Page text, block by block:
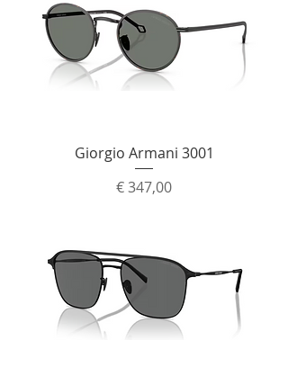
Giorgio Armani 3001
Prijs
€ 347,00